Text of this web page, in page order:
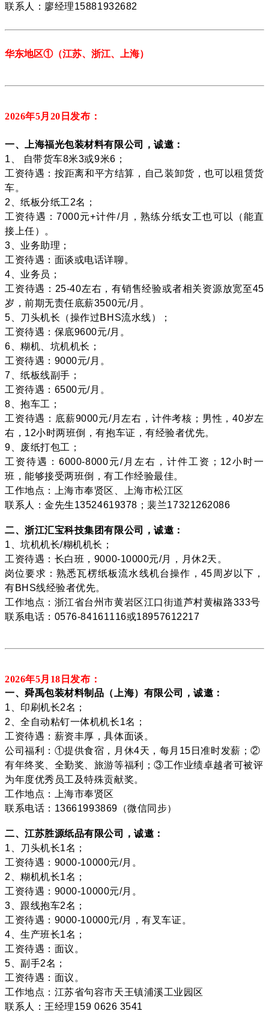
联系人：廖经理15881932682
华东地区①（江苏、 浙江、上海）
2026年5月20 日发布：
一、上海福光包装材料有限公司，诚邀：
1、 自带货车8米3或9米6；
工资待遇：按距离和平方结算，自己装卸货，也可以租赁货
车。
2、纸板分纸工2名；
工资待遇：7000元+计件/月，熟练分纸女工也可以（能直
接上任）。
3、业务助理；
工资待遇：面谈或电话详聊。
4、业务员；
工资待遇：25-40左右，有销售经验或者相关资源放宽至45
岁，前期无责任底薪3500元/月。
5、刀头机长（操作过BHS流水线）；
工资待遇：保底9600元/月。
6、糊机、坑机机长；
工资待遇：9000元/月。
7、纸板线副手；
工资待遇：6500元/月。
8、抱车工；
工资待遇：底薪9000元/月左右，计件考核；男性，40岁左
右，12小时两班倒，有抱车证，有经验者优先。
9、废纸打包工；
工资待遇：6000-8000元/月左右，计件工资；12小时一
班，能够接受两班倒，有工作经验最佳。
工作地点：上海市奉贤区、上海市松江区
联系人：金先生13524619378；裴兰17321262086
二、浙江汇宝科技集团有限公司，诚邀：
1、坑机机长/糊机机长；
工资待遇：长白班，9000-10000元/月，月休2天。
岗位要求：熟悉瓦楞纸板流水线机台操作，45周岁以下，
有BHS线经验者优先。
工作地点：浙江省台州市黄岩区江口街道芦村黄椒路333号
联系电话：0576-84161116或18957612217
2026年5月18 日发布：
一、舜禹包装材料制品（上海）有限公司，诚邀：
1、印刷机长2名；
2、全自动粘钉一体机机长1名；
工资待遇：薪资丰厚，具体面谈。
公司福利：①提供食宿，月休4天，每月15日准时发薪；②
有年终奖、全勤奖、旅游等福利；③工作业绩卓越者可被评
为年度优秀员工及特殊贡献奖。
工作地点：上海市奉贤区
联系电话：13661993869（微信同步）
二、江苏胜源纸品有限公司，诚邀：
1、刀头机长1名；
工资待遇：9000-10000元/月。
2、糊机机长1名；
工资待遇：9000-10000元/月。
3、跟线抱车2名；
工资待遇：9000-10000元/月，有叉车证。
4、生产班长1名；
工资待遇：面议。
5、副手2名；
工资待遇：面议。
工作地点：江苏省句容市天王镇浦溪工业园区
联系人：王经理159 0626 3541